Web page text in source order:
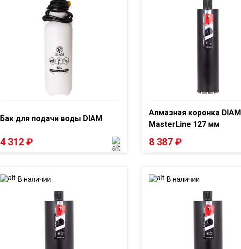
Бак для подачи воды DIAM
4 312 ₽
Алмазная коронка DIAM
MasterLine 127 мм
8 387 ₽
В наличии В наличии